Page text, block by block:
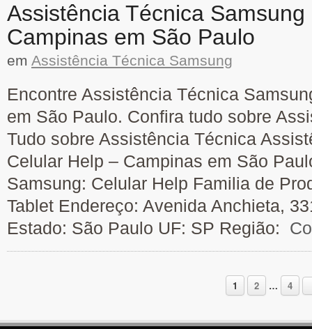
Assistência Técnica
Campinas em São Paulo
em Assistência Técnica Samsung
Encontre Assistência Técnica
em São Paulo. Confira tudo sobre
Tudo sobre Assistência Técnica
Celular Help – Campinas em São
Samsung: Celular Help Familia de
Tablet Endereço: Avenida Anchieta,
Estado: São Paulo UF: SP Região:
1 2 … 4